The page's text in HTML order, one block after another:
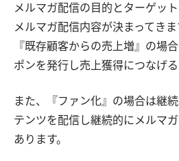
メルマガ配信の目的とターゲッ
メルマガ配信内容が決まってきま
『既存顧客からの売上増』の場
ポンを発行し売上獲得につなげる
また、『ファン化』の場合は継
テンツを配信し継続的にメルマ
あります。